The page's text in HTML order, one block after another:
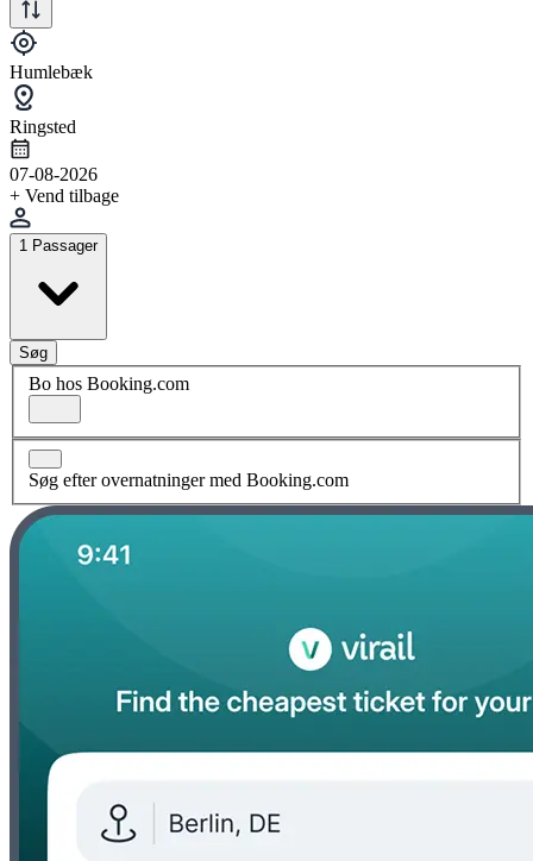
Humlebæk
Ringsted
07-08-2026
+ Vend tilbage
1 Passager
Søg
Bo hos Booking.com
Søg efter overnatninger med Booking.com